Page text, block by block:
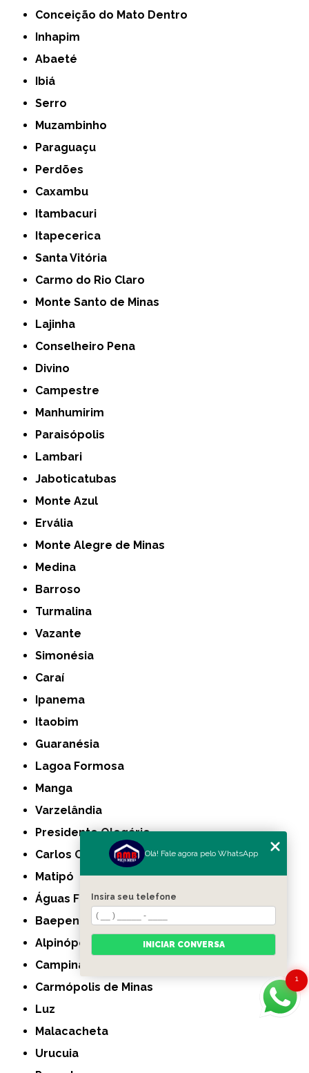
Conceição do Mato Dentro
Inhapim
Abaeté
Ibiá
Serro
Muzambinho
Paraguaçu
Perdões
Caxambu
Itambacuri
Itapecerica
Santa Vitória
Carmo do Rio Claro
Monte Santo de Minas
Lajinha
Conselheiro Pena
Divino
Campestre
Manhumirim
Paraisópolis
Lambari
Jaboticatubas
Monte Azul
Ervália
Monte Alegre de Minas
Medina
Barroso
Turmalina
Vazante
Simonésia
Caraí
Ipanema
Itaobim
Guaranésia
Lagoa Formosa
Manga
Varzelândia
Presidente Olegário
Carlos Chagas
Matipó
Águas Formosas
Baependi
Alpinópolis
Campina Verde
Carmópolis de Minas
Luz
Malacacheta
Urucuia
1
Olá! Fale agora pelo WhatsApp
Insira seu telefone
INICIAR CONVERSA